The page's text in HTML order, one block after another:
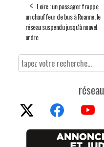
Loire : un passager frappe
un chauffeur de bus à Roanne, le
réseau suspendu jusqu'à nouvel
ordre